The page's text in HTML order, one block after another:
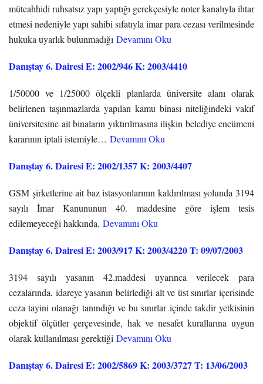
müteahhidi ruhsatsız yapı yaptığı gerekçesiyle noter kanalıyla ihtar
etmesi nedeniyle yapı sahibi sıfatıyla imar para cezası verilmesinde
hukuka uyarlık bulunmadığı Devamını Oku
Danıştay 6. Dairesi E: 2002/946 K: 2003/4410
1/50000 ve 1/25000 ölçekli planlarda üniversite alanı olarak
belirlenen taşınmazlarda yapılan kamu binası niteliğindeki vakıf
üniversitesine ait binaların yıktırılmasına ilişkin belediye encümeni
kararının iptali istemiyle… Devamını Oku
Danıştay 6. Dairesi E: 2002/1357 K: 2003/4407
GSM şirketlerine ait baz istasyonlarının kaldırılması yolunda 3194
sayılı İmar Kanununun 40. maddesine göre işlem tesis
edilemeyeceği hakkında. Devamını Oku
Danıştay 6. Dairesi E: 2003/917 K: 2003/4220 T: 09/07/2003
3194 sayılı yasanın 42.maddesi uyarınca verilecek para
cezalarında, idareye yasanın belirlediği alt ve üst sınırlar içerisinde
ceza tayini olanağı tanındığı ve bu sınırlar içinde takdir yetkisinin
objektif ölçütler çerçevesinde, hak ve nesafet kurallarına uygun
olarak kullanılması gerektiği Devamını Oku
Danıştay 6. Dairesi E: 2002/5869 K: 2003/3727 T: 13/06/2003